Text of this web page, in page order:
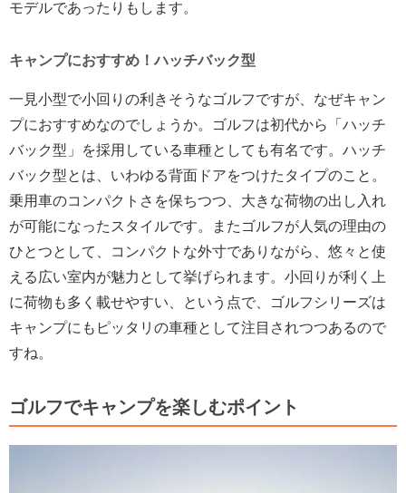
モデルであったりもします。
キャンプにおすすめ！ハッチバック型
一見小型で小回りの利きそうなゴルフですが、なぜキャン
プにおすすめなのでしょうか。ゴルフは初代から「ハッチ
バック型」を採用している車種としても有名です。ハッチ
バック型とは、いわゆる背面ドアをつけたタイプのこと。
乗用車のコンパクトさを保ちつつ、大きな荷物の出し入れ
が可能になったスタイルです。またゴルフが人気の理由の
ひとつとして、コンパクトな外寸でありながら、悠々と使
える広い室内が魅力として挙げられます。小回りが利く上
に荷物も多く載せやすい、という点で、ゴルフシリーズは
キャンプにもピッタリの車種として注目されつつあるので
すね。
ゴルフでキャンプを楽しむポイント